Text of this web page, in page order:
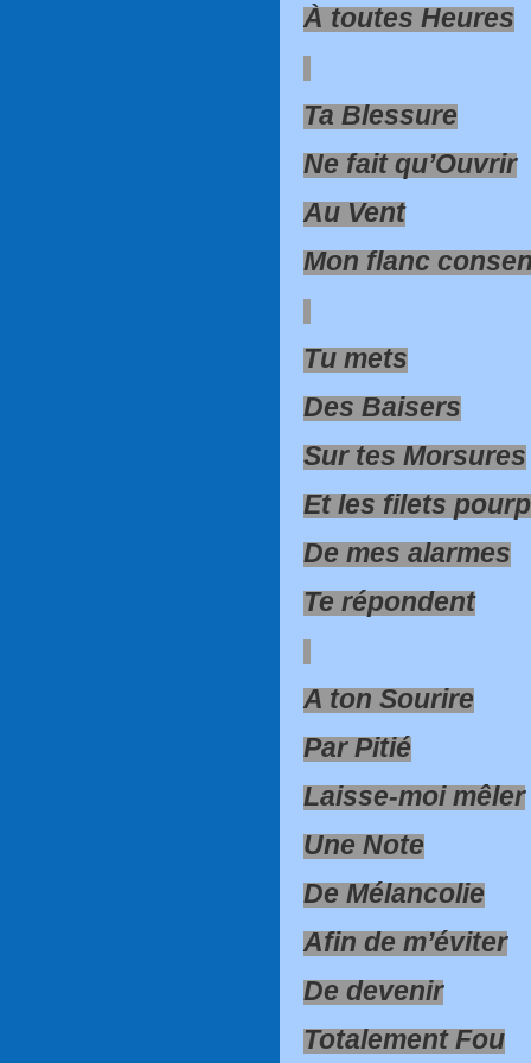
À toutes Heures
Ta Blessure
Ne fait qu’Ouvrir
Au Vent
Mon flanc
Tu mets
Des Baisers
Sur tes Morsures
Et les filets
De mes alarmes
Te répondent
A ton Sourire
Par Pitié
Laisse-moi mêler
Une Note
De Mélancolie
Afin de m’éviter
De devenir
Totalement Fou